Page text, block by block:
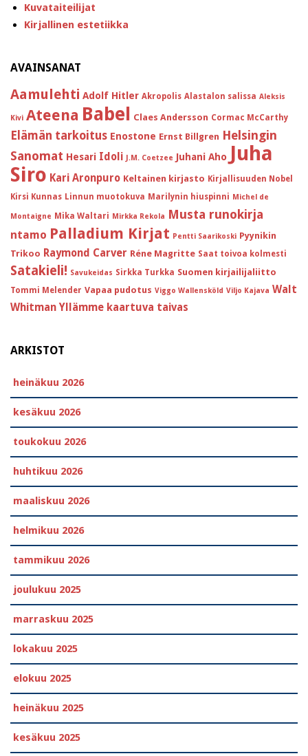
Kuvataiteilijat
Kirjallinen estetiikka
AVAINSANAT
Aamulehti Adolf Hitler Akropolis Alastalon salissa Aleksis
Kivi Ateena Babel Claes Andersson Cormac McCarthy
Elämän tarkoitus Enostone Ernst Billgren Helsingin
Sanomat Hesari Idoli J.M. Coetzee Juhani Aho Juha
Siro Kari Aronpuro Keltainen kirjasto Kirjallisuuden Nobel
Kirsi Kunnas Linnun muotokuva Marilynin hiuspinni Michel de
Montaigne Mika Waltari Mirkka Rekola Musta runokirja
ntamo Palladium Kirjat Pentti Saarikoski Pyynikin
Trikoo Raymond Carver Réne Magritte Saat toivoa kolmesti
Satakieli! Savukeidas Sirkka Turkka Suomen kirjailijaliitto
Tommi Melender Vapaa pudotus Viggo Wallensköld Viljo Kajava Walt
Whitman Yllämme kaartuva taivas
ARKISTOT
heinäkuu 2026
kesäkuu 2026
toukokuu 2026
huhtikuu 2026
maaliskuu 2026
helmikuu 2026
tammikuu 2026
joulukuu 2025
marraskuu 2025
lokakuu 2025
elokuu 2025
heinäkuu 2025
kesäkuu 2025